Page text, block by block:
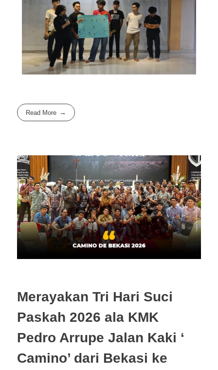
Read More
Merayakan Tri Hari Suci
Paskah 2026 ala KMK
Pedro Arrupe Jalan Kaki ‘
Camino’ dari Bekasi ke